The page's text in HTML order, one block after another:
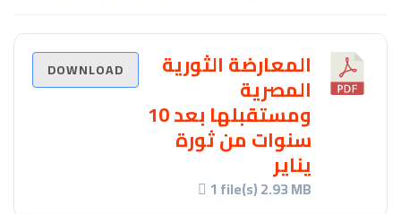
المعارضة الثورية
المصرية
ومستقبلها بعد 10
سنوات من ثورة
يناير
1 file(s)2.93 MB
DOWNLOAD